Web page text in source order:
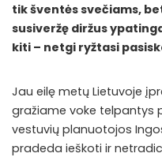
tik šventės svečiams,
susiveržę diržus
kiti – netgi ryžtasi
Jau eilę metų Lietuvoje
gražiame voke telpantys
vestuvių planuotojos
pradeda ieškoti ir